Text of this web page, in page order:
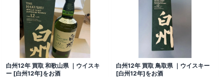
白州12年 買取 和歌山県 ｜ウイスキ
ー [白州12年]をお酒
白州12年 買取 鳥取県 ｜ウイスキー
[白州12年]をお酒